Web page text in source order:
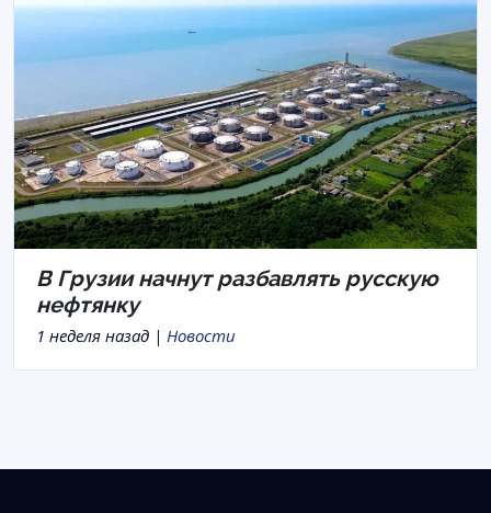
В Грузии начнут разбавлять русскую
нефтянку
1 неделя назад | Новости